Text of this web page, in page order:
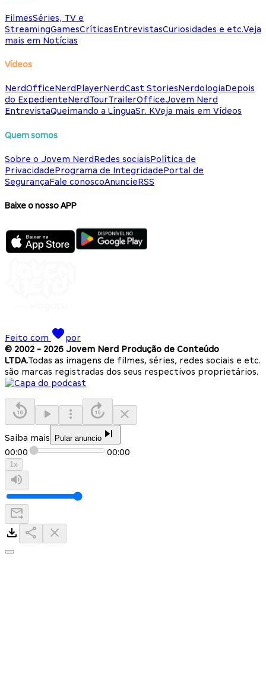
FilmesSéries, TV e
StreamingGamesCríticasEntrevistasCuriosidades e etc.Veja
mais em Notícias
Vídeos
NerdOfficeNerdPlayerNerdCast StoriesNerdologiaDepois
do ExpedienteNerdTourTrailerOfficeJovem Nerd
EntrevistaQueimando a LínguaSr. KVeja mais em Vídeos
Quem somos
Sobre o Jovem NerdRedes sociaisPolítica de
PrivacidadePrograma de IntegridadePortal de
SegurançaFale conoscoAnuncieRSS
Baixe o nosso APP
Feito com
por
© 2002 - 2026 Jovem Nerd Produção de Conteúdo
LTDA.Todas as imagens de filmes, séries, redes sociais e etc.
são marcas registradas dos seus respectivos proprietários.
Saiba mais Pular anuncio
00:00 00:00
1x